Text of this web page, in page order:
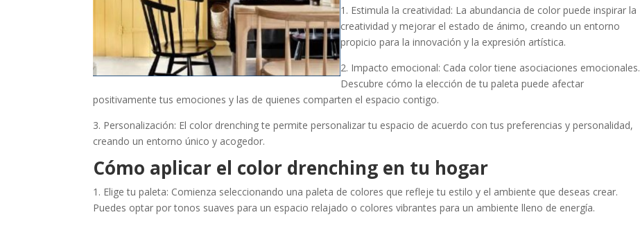
1. Estimula la creatividad: La abundancia de color puede inspirar la
creatividad y mejorar el estado de ánimo, creando un entorno
propicio para la innovación y la expresión artística.
2. Impacto emocional: Cada color tiene asociaciones emocionales.
Descubre cómo la elección de tu paleta puede afectar
positivamente tus emociones y las de quienes comparten el espacio contigo.
3. Personalización: El color drenching te permite personalizar tu espacio de acuerdo con tus preferencias y personalidad,
creando un entorno único y acogedor.
Cómo aplicar el color drenching en tu hogar
1. Elige tu paleta: Comienza seleccionando una paleta de colores que refleje tu estilo y el ambiente que deseas crear.
Puedes optar por tonos suaves para un espacio relajado o colores vibrantes para un ambiente lleno de energía.